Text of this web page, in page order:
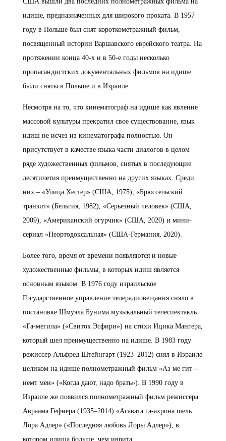
идише, предназначенных для широкого проката. В 1957
году в Польше был снят короткометражный фильм,
посвященный истории Варшавского еврейского театра. На
протяжении конца 40-х и в 50-е годы несколько
пропагандистских документальных фильмов на идише
были сняты в Польше и в Израиле.
Несмотря на то, что кинематограф на идише как явление
массовой культуры прекратил свое существование, язык
идиш не исчез из кинематографа полностью. Он
присутствует в качестве языка части диалогов в целом
ряде художественных фильмов, снятых в последующие
десятилетия преимущественно на других языках. Среди
них – «Улица Хестер» (США, 1975), «Брюссельский
транзит» (Бельгия, 1982), «Серьезный человек» (США,
2009), «Американский огурчик» (США, 2020) и мини-
сериал «Неортодоксальная» (США-Германия, 2020).
Более того, время от времени появляются и новые
художественные фильмы, в которых идиш является
основным языком. В 1976 году израильское
Государственное управление телерадиовещания сняло в
постановке Шмуэла Бунима музыкальный телеспектакль
«Га-мегила» («Свиток Эсфири») на стихи Ицика Мангера,
который шел преимущественно на идише. В 1983 году
режиссер Альфред Штейнгарт (1923–2012) снял в Израиле
целиком на идише полнометражный фильм «Аз ме гит –
немт мен» («Когда дают, надо брать»). В 1990 году в
Израиле же появился полнометражный фильм режиссера
Авраама Гефнера (1935–2014) «Агавата га-ахрона шель
Лора Адлер» («Последняя любовь Лоры Адлер»), в
котором идиша больше, чем иврита.